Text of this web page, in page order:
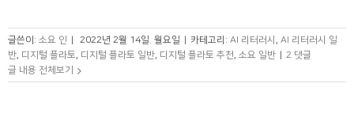
글쓴이: 소요 인 2022년 2월 14일. 월요일 카테고리: AI 리터러시 , AI 리터러시 일
반, 디지털 플라토, 디지털 플라토 일반, 디지털 플라토 추천, 소요 일반
2 댓글
글 내용 전체보기